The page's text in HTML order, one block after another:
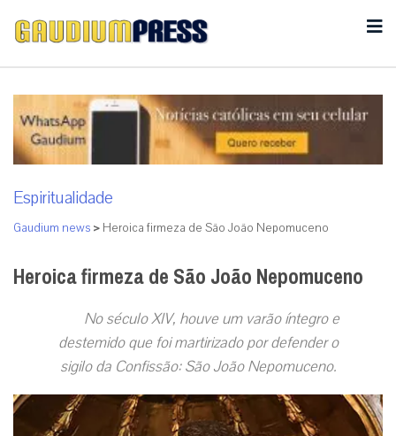
Espiritualidade
Gaudium news > Heroica firmeza de São João Nepomuceno
Heroica firmeza de São João Nepomuceno
No século XIV, houve um varão íntegro e
destemido que foi martirizado por defender o
sigilo da Confissão: São João Nepomuceno.